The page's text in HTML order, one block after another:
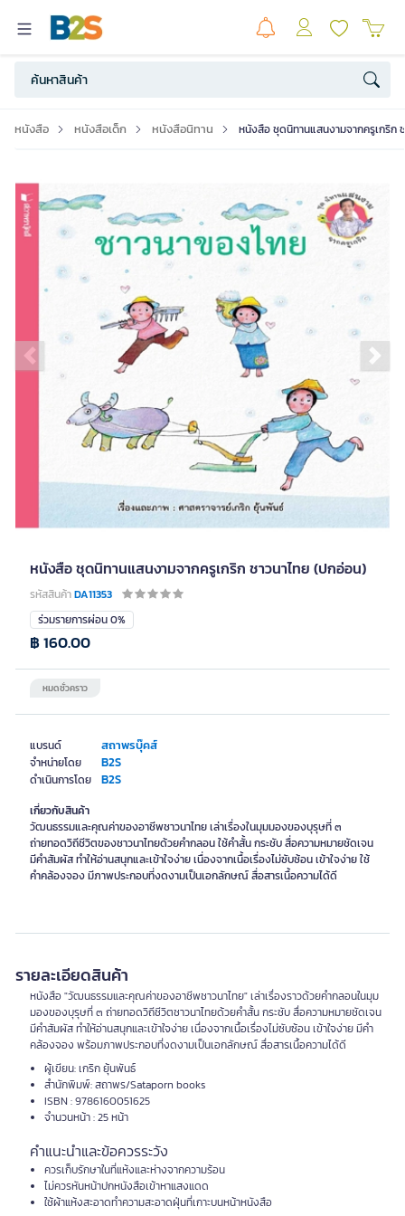
หนังสือ หนังสือเด็ก หนังสือนิทาน หนังสือ ชุดนิทานแสนงามจากครูเกริก
Previous slide
หนังสือ ชุดนิทานแสนงามจากครูเกริก ชาวนาไทย (ปกอ่อน)
รหัสสินค้าDA11353
แบรนด์ สถาพรบุ๊คส์
จำหน่ายโดย B2S
ดำเนินการโดย B2S
ร่วมรายการผ่อน 0%
หมดชั่วคราว
฿ 160.00
เกี่ยวกับสินค้า
วัฒนธรรมและคุณค่าของอาชีพชาวนาไทย เล่าเรื่องในมุมมองของบุรุษที่ ๓
ถ่ายทอดวิถีชีวิตของชาวนาไทยด้วยคำกลอน ใช้คำสั้น กระชับ สื่อความหมายชัดเจน
มีคำสัมผัส ทำให้อ่านสนุกและเข้าใจง่าย เนื่องจากเนื้อเรื่องไม่ซับซ้อน เข้าใจง่าย ใช้
คำคล้องจอง มีภาพประกอบที่งดงามเป็นเอกลักษณ์ สื่อสารเนื้อความได้ดี
รายละเอียดสินค้า
หนังสือ "วัฒนธรรมและคุณค่าของอาชีพชาวนาไทย" เล่าเรื่องราวด้วยคำกลอนในมุม
มองของบุรุษที่ ๓ ถ่ายทอดวิถีชีวิตชาวนาไทยด้วยคำสั้น กระชับ สื่อความหมายชัดเจน
มีคำสัมผัส ทำให้อ่านสนุกและเข้าใจง่าย เนื่องจากเนื้อเรื่องไม่ซับซ้อน เข้าใจง่าย มีคำ
คล้องจอง พร้อมภาพประกอบที่งดงามเป็นเอกลักษณ์ สื่อสารเนื้อความได้ดี
ผู้เขียน: เกริก ยุ้นพันธ์
สำนักพิมพ์: สถาพร/Sataporn books
ISBN : 9786160051625
จำนวนหน้า : 25 หน้า
คำแนะนำและข้อควรระวัง
ควรเก็บรักษาในที่แห้งและห่างจากความร้อน
ไม่ควรหันหน้าปกหนังสือเข้าหาแสงแดด
ใช้ผ้าแห้งสะอาดทำความสะอาดฝุ่นที่เกาะบนหน้าหนังสือ